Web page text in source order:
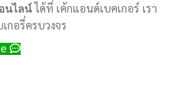
นไลน์ได้ที่ เค้กแอนด์เบคเกอร์ เรา
กอรี่ครบวงจร